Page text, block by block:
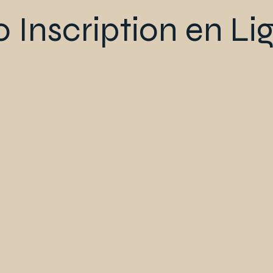
Inscription en